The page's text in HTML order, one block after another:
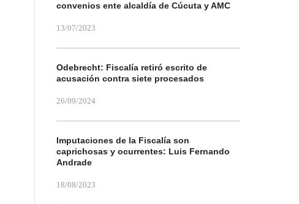
convenios ente alcaldía de Cúcuta y AMC
13/07/2023
Odebrecht: Fiscalía retiró escrito de
acusación contra siete procesados
26/09/2024
Imputaciones de la Fiscalía son
caprichosas y ocurrentes: Luis Fernando
Andrade
18/08/2023